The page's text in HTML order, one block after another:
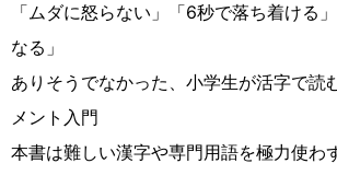
「ムダに怒らない」「6秒で落ち着ける
なる」
ありそうでなかった、小学生が活字で読
メント入門
本書は難しい漢字や専門用語を極力使わ